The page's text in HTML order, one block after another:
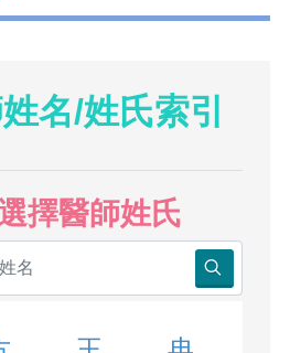
名/姓氏索引
擇醫師姓氏